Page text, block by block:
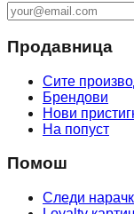
Продавница
Сите
Брендови
Нови
На попуст
Помош
Следи